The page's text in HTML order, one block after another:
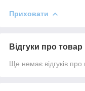
Приховати
Відгуки про товар
Ще немає відгуків про